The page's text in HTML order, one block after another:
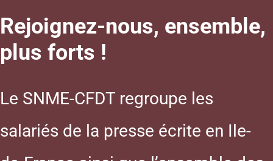
Rejoignez-nous, ensemble,
plus forts !
Le SNME-CFDT regroupe les
salariés de la presse écrite en Ile-